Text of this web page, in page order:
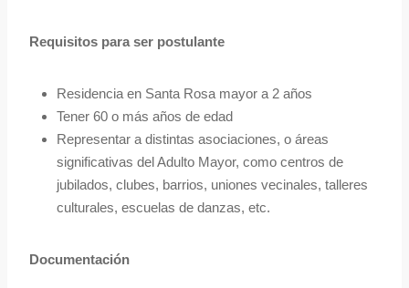
Requisitos para ser postulante
Residencia en Santa Rosa mayor a 2 años
Tener 60 o más años de edad
Representar a distintas asociaciones, o áreas
significativas del Adulto Mayor, como centros de
jubilados, clubes, barrios, uniones vecinales, talleres
culturales, escuelas de danzas, etc.
Documentación